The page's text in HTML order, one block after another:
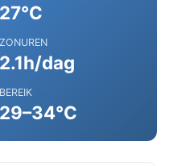
27°C
ZONUREN
2.1h/dag
BEREIK
29–34°C